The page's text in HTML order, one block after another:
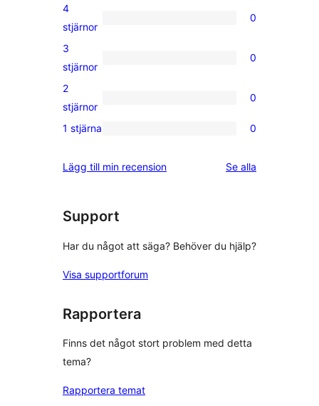
5-
stjärnig
recension
0
4-
stjärniga
recensioner
4
stjärnor
0
0
3-
stjärniga
recensioner
3
stjärnor
0
0
2-
recensioner
2
stjärnor
0
stjärniga
1 stjärna 0
Lägg till min recension Se alla
Support
Har du något att säga? Behöver du hjälp?
Visa supportforum
Rapportera
Finns det något stort problem med detta
tema?
Rapportera temat